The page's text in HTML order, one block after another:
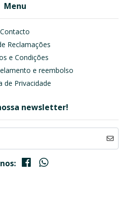
Menu
Contacto
Reclamações
e Condições
e reembolso
de Privacidade
newsletter!